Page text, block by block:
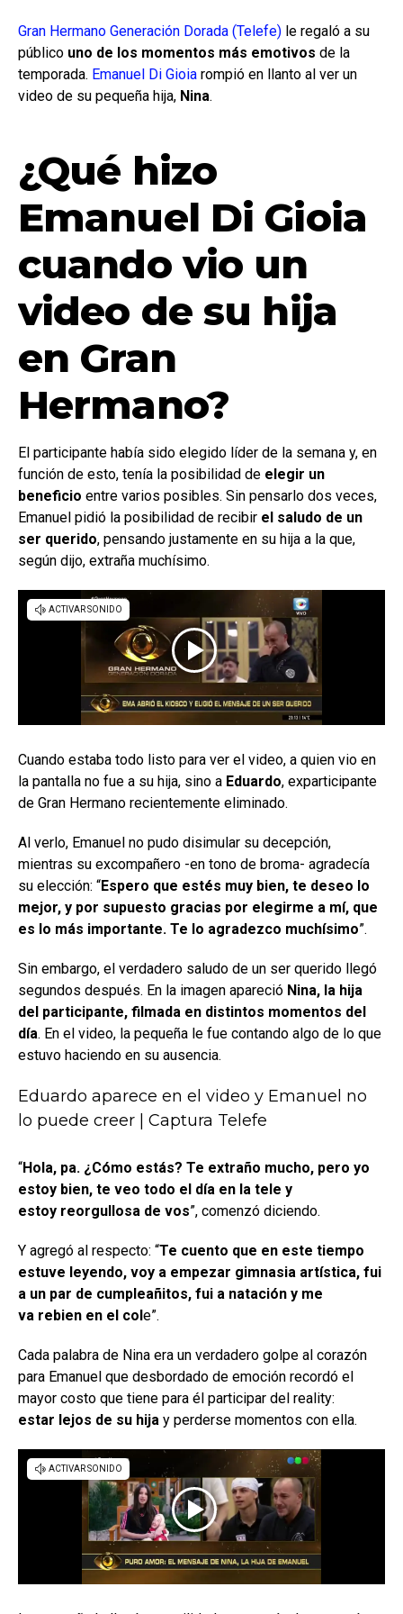
Gran Hermano Generación Dorada (Telefe) le regaló a su
público uno de los momentos más emotivos de la
temporada. Emanuel Di Gioia rompió en llanto al ver un
video de su pequeña hija, Nina.
¿Qué hizo
Emanuel Di Gioia
cuando vio un
video de su hija
en Gran
Hermano?
El participante había sido elegido líder de la semana y, en
función de esto, tenía la posibilidad de elegir un
beneficio entre varios posibles. Sin pensarlo dos veces,
Emanuel pidió la posibilidad de recibir el saludo de un
ser querido, pensando justamente en su hija a la que,
según dijo, extraña muchísimo.
Cuando estaba todo listo para ver el video, a quien vio en
la pantalla no fue a su hija, sino a Eduardo, exparticipante
de Gran Hermano recientemente eliminado.
Al verlo, Emanuel no pudo disimular su decepción,
mientras su excompañero -en tono de broma- agradecía
su elección: “Espero que estés muy bien, te deseo lo
mejor, y por supuesto gracias por elegirme a mí, que
es lo más importante. Te lo agradezco muchísimo”.
Sin embargo, el verdadero saludo de un ser querido llegó
segundos después. En la imagen apareció Nina, la hija
del participante, filmada en distintos momentos del
día. En el video, la pequeña le fue contando algo de lo que
estuvo haciendo en su ausencia.
Eduardo aparece en el video y Emanuel no
lo puede creer | Captura Telefe
“Hola, pa. ¿Cómo estás? Te extraño mucho, pero yo
estoy bien, te veo todo el día en la tele y
estoy reorgullosa de vos”, comenzó diciendo.
Y agregó al respecto: “Te cuento que en este tiempo
estuve leyendo, voy a empezar gimnasia artística, fui
a un par de cumpleañitos, fui a natación y me
va rebien en el cole”.
Cada palabra de Nina era un verdadero golpe al corazón
para Emanuel que desbordado de emoción recordó el
mayor costo que tiene para él participar del reality:
estar lejos de su hija y perderse momentos con ella.